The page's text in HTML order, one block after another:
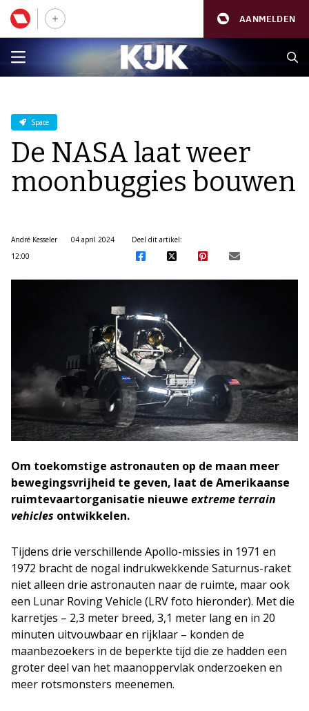
AANMELDEN
Space
De NASA laat weer
moonbuggies bouwen
André Kesseler
04 april 2024
12:00
Deel dit artikel:
Om toekomstige astronauten op de maan meer
bewegingsvrijheid te geven, laat de Amerikaanse
ruimtevaartorganisatie nieuwe extreme terrain
vehicles ontwikkelen.
Tijdens drie verschillende Apollo-missies in 1971 en
1972 bracht de nogal indrukwekkende Saturnus-raket
niet alleen drie astronauten naar de ruimte, maar ook
een Lunar Roving Vehicle (LRV foto hieronder). Met die
karretjes – 2,3 meter breed, 3,1 meter lang en in 20
minuten uitvouwbaar en rijklaar – konden de
maanbezoekers in de beperkte tijd die ze hadden een
groter deel van het maanoppervlak onderzoeken en
meer rotsmonsters meenemen.